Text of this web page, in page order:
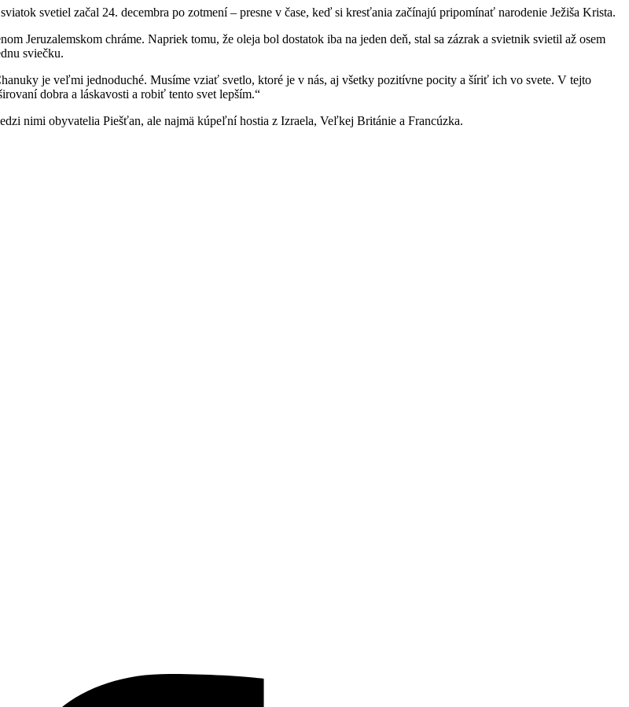
svetiel začal 24. decembra po zotmení – presne v čase, keď si kresťania začínajú pripomínať narodenie Ježiša Krista.
Jeruzalemskom chráme. Napriek tomu, že oleja bol dostatok iba na jeden deň, stal sa zázrak a svietnik svietil až osem
sviečku.
je veľmi jednoduché. Musíme vziať svetlo, ktoré je v nás, aj všetky pozitívne pocity a šíriť ich vo svete. V tejto
dobra a láskavosti a robiť tento svet lepším.“
nimi obyvatelia Piešťan, ale najmä kúpeľní hostia z Izraela, Veľkej Británie a Francúzka.